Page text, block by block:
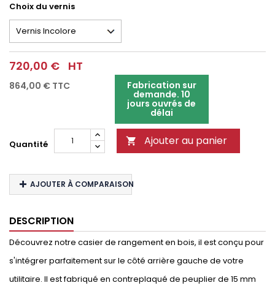
Choix du vernis
720,00 € HT
864,00 € TTC Fabrication sur
demande. 10
jours ouvrés de
délai
Quantité  Ajouter au panier
AJOUTER À COMPARAISON
DESCRIPTION
Découvrez notre casier de rangement en bois, il est conçu pour
s'intégrer parfaitement sur le côté arrière gauche de votre
utilitaire. Il est fabriqué en contreplaqué de peuplier de 15 mm